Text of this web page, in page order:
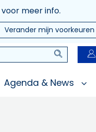
voor meer info.
Verander mijn voorkeuren
Zoeken
Agenda & News